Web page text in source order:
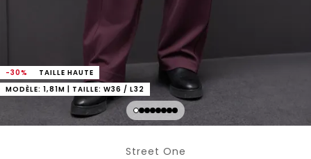
-30%
TAILLE HAUTE
MODÈLE: 1,81M | TAILLE: W36 / L32
Street One